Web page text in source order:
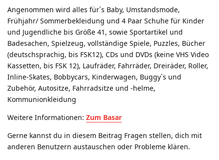
Angenommen wird alles für´s Baby, Umstandsmode,
Frühjahr/ Sommerbekleidung und 4 Paar Schuhe für Kinder
und Jugendliche bis Größe 41, sowie Sportartikel und
Badesachen, Spielzeug, vollständige Spiele, Puzzles, Bücher
(deutschsprachig, bis FSK12), CDs und DVDs (keine VHS Video
Kassetten, bis FSK 12), Laufräder, Fahrräder, Dreiräder, Roller,
Inline-Skates, Bobbycars, Kinderwagen, Buggy`s und
Zubehör, Autositze, Fahrradsitze und -helme,
Kommunionkleidung
Weitere Informationen: Zum Basar
Gerne kannst du in diesem Beitrag Fragen stellen, dich mit
anderen Benutzern austauschen oder Probleme klären.